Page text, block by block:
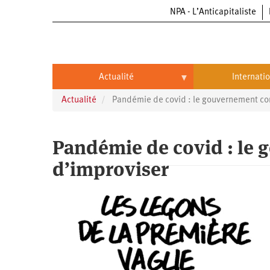
NPA - L’Anticapitaliste
Actualité
Actualité
Entreprises
Entreprises
Automobile
Aéronautique
Oppressions
Oppressions
Antiracisme
Économie
Écologie
International
Chine
Continents
Continents
Actualité Pandémie de covid : le gouvernement
Pandémie de covid : le
d’improviser